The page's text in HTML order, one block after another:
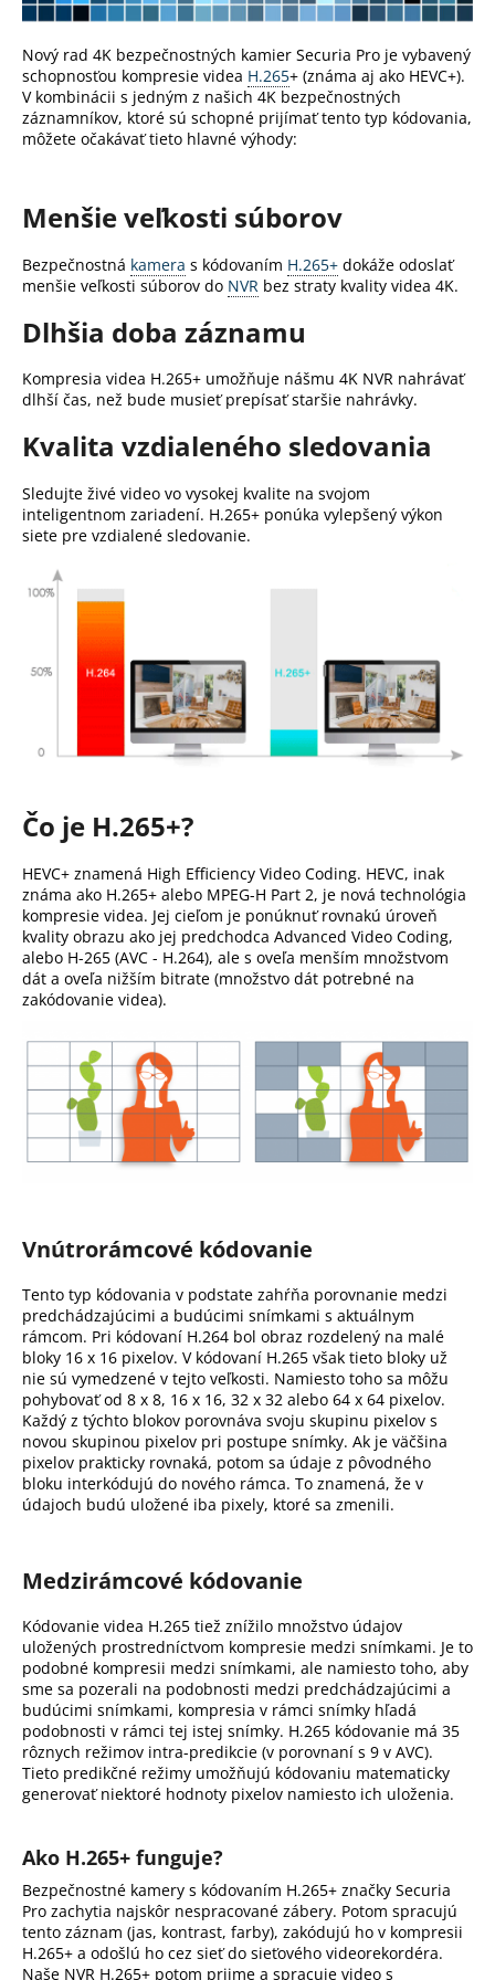
Nový rad 4K bezpečnostných kamier Securia Pro je vybavený
schopnosťou kompresie videa H.265+ (známa aj ako HEVC+).
V kombinácii s jedným z našich 4K bezpečnostných
záznamníkov, ktoré sú schopné prijímať tento typ kódovania,
môžete očakávať tieto hlavné výhody:
Menšie veľkosti súborov
Bezpečnostná kamera s kódovaním H.265+ dokáže odoslať
menšie veľkosti súborov do NVR bez straty kvality videa 4K.
Dlhšia doba záznamu
Kompresia videa H.265+ umožňuje nášmu 4K NVR nahrávať
dlhší čas, než bude musieť prepísať staršie nahrávky.
Kvalita vzdialeného sledovania
Sledujte živé video vo vysokej kvalite na svojom
inteligentnom zariadení. H.265+ ponúka vylepšený výkon
siete pre vzdialené sledovanie.
Čo je H.265+?
HEVC+ znamená High Efficiency Video Coding. HEVC, inak
známa ako H.265+ alebo MPEG-H Part 2, je nová technológia
kompresie videa. Jej cieľom je ponúknuť rovnakú úroveň
kvality obrazu ako jej predchodca Advanced Video Coding,
alebo H-265 (AVC - H.264), ale s oveľa menším množstvom
dát a oveľa nižším bitrate (množstvo dát potrebné na
zakódovanie videa).
Vnútrorámcové kódovanie
Tento typ kódovania v podstate zahŕňa porovnanie medzi
predchádzajúcimi a budúcimi snímkami s aktuálnym
rámcom. Pri kódovaní H.264 bol obraz rozdelený na malé
bloky 16 x 16 pixelov. V kódovaní H.265 však tieto bloky už
nie sú vymedzené v tejto veľkosti. Namiesto toho sa môžu
pohybovať od 8 x 8, 16 x 16, 32 x 32 alebo 64 x 64 pixelov.
Každý z týchto blokov porovnáva svoju skupinu pixelov s
novou skupinou pixelov pri postupe snímky. Ak je väčšina
pixelov prakticky rovnaká, potom sa údaje z pôvodného
bloku interkódujú do nového rámca. To znamená, že v
údajoch budú uložené iba pixely, ktoré sa zmenili.
Medzirámcové kódovanie
Kódovanie videa H.265 tiež znížilo množstvo údajov
uložených prostredníctvom kompresie medzi snímkami. Je to
podobné kompresii medzi snímkami, ale namiesto toho, aby
sme sa pozerali na podobnosti medzi predchádzajúcimi a
budúcimi snímkami, kompresia v rámci snímky hľadá
podobnosti v rámci tej istej snímky. H.265 kódovanie má 35
rôznych režimov intra-predikcie (v porovnaní s 9 v AVC).
Tieto predikčné režimy umožňujú kódovaniu matematicky
generovať niektoré hodnoty pixelov namiesto ich uloženia.
Ako H.265+ funguje?
Bezpečnostné kamery s kódovaním H.265+ značky Securia
Pro zachytia najskôr nespracované zábery. Potom spracujú
tento záznam (jas, kontrast, farby), zakódujú ho v kompresii
H.265+ a odošlú ho cez sieť do sieťového videorekordéra.
Naše NVR H.265+ potom prijme a spracuje video s
á
j
s
ť
?
HĽADAŤ
d
p
r
č
a
m